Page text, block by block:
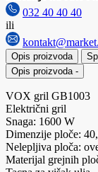
032 40 40 40
ili
Opis proizvoda
Opis proizvoda -
VOX gril GB1003
Električni gril
Snaga: 1600 W
Dimenzije ploče:
Nelepljiva ploča:
Materijal grejnih